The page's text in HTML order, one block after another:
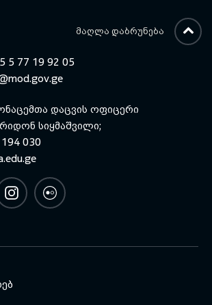
5 77 19 92 05
დაცვის ოფიცერი
სიყმაშვილი;
030
ᲛᲐᲦᲚᲐ ᲓᲐᲑᲠᲣᲜᲔᲑᲐ